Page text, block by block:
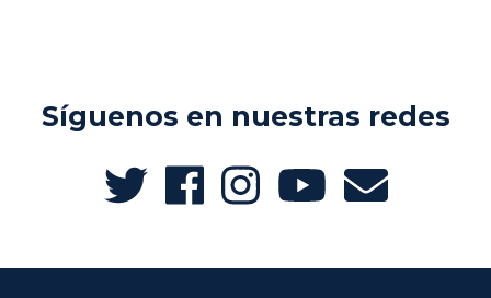
Síguenos en nuestras redes